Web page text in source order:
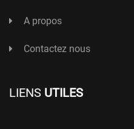
A propos
Contactez nous
LIENS UTILES